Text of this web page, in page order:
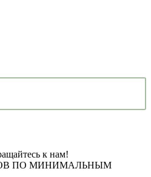
к нам!
ПО МИНИМАЛЬНЫМ